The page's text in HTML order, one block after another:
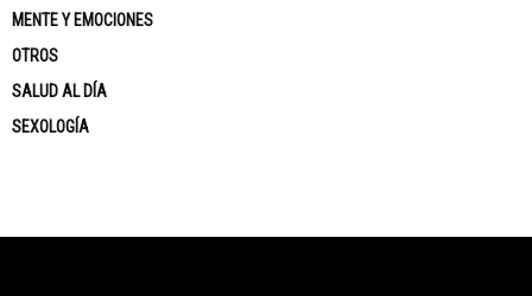
MENTE Y EMOCIONES
OTROS
SALUD AL DÍA
SEXOLOGÍA